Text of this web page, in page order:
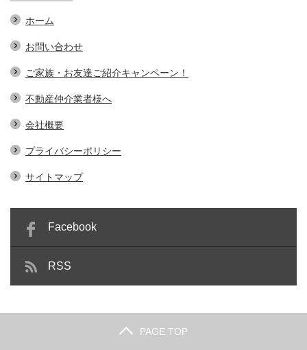
ホーム
お問い合わせ
ご家族・お友達ご紹介キャンペーン！
不動産仲介業者様へ
会社概要
プライバシーポリシー
サイトマップ
Facebook
RSS
PAGE TOP